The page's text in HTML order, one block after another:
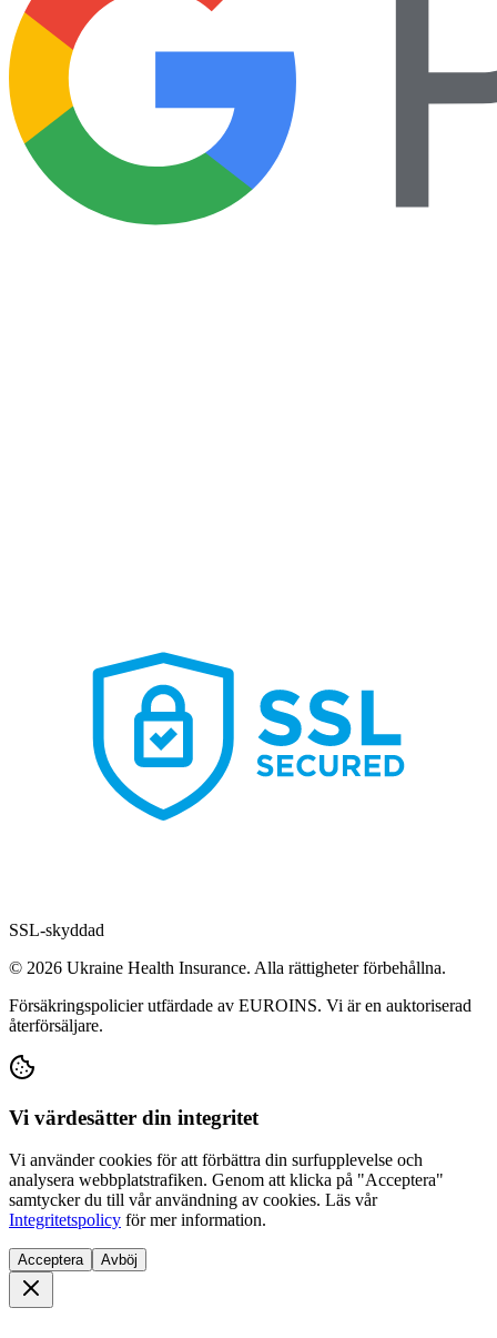
SSL-skyddad
© 2026 Ukraine Health Insurance. Alla rättigheter förbehållna.
Försäkringspolicier utfärdade av EUROINS. Vi är en auktoriserad
återförsäljare.
Vi värdesätter din integritet
Vi använder cookies för att förbättra din surfupplevelse och
analysera webbplatstrafiken. Genom att klicka på "Acceptera"
samtycker du till vår användning av cookies. Läs vår
Integritetspolicy för mer information.
Acceptera Avböj